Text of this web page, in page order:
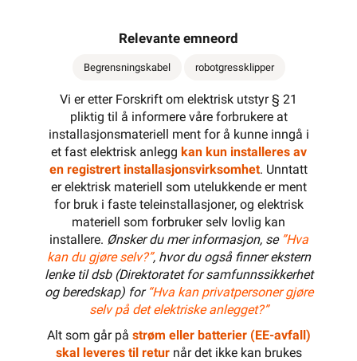
Relevante emneord
Begrensningskabel robotgressklipper
Vi er etter Forskrift om elektrisk utstyr § 21
pliktig til å informere våre forbrukere at
installasjonsmateriell ment for å kunne inngå i
et fast elektrisk anlegg kan kun installeres av
en registrert installasjonsvirksomhet. Unntatt
er elektrisk materiell som utelukkende er ment
for bruk i faste teleinstallasjoner, og elektrisk
materiell som forbruker selv lovlig kan
installere. Ønsker du mer informasjon, se ”Hva
kan du gjøre selv?”, hvor du også finner ekstern
lenke til dsb (Direktoratet for samfunnssikkerhet
og beredskap) for “Hva kan privatpersoner gjøre
selv på det elektriske anlegget?”
Alt som går på strøm eller batterier (EE-avfall)
skal leveres til returnår det ikke kan brukes